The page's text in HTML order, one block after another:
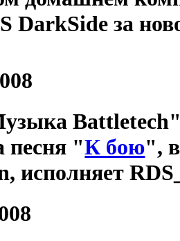
DarkSide за
песня "К бою",
исполняет